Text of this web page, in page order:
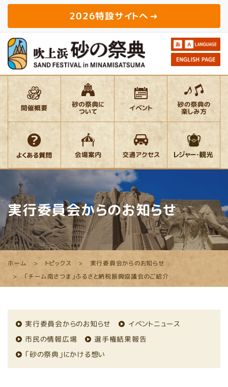
2026特設サイトへ
実行委員会からのお知らせ
ホーム トピックス
実行委員会からのお知らせ
「チーム南さつま」ふるさと納税振興協議会のご紹介
実行委員会からのお知らせ
イベントニュース
市民の情報広場
選手権結果報告
「砂の祭典」にかける想い